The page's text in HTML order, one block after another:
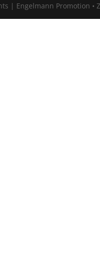
| Engelmann Promotion •